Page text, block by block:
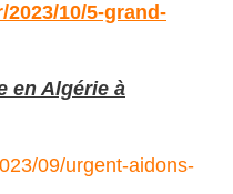
10/5-grand-
en Algérie à
09/urgent-aidons-